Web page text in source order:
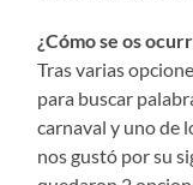
¿Cómo se os
Tras varias
para buscar
carnaval y uno de
nos gustó por su